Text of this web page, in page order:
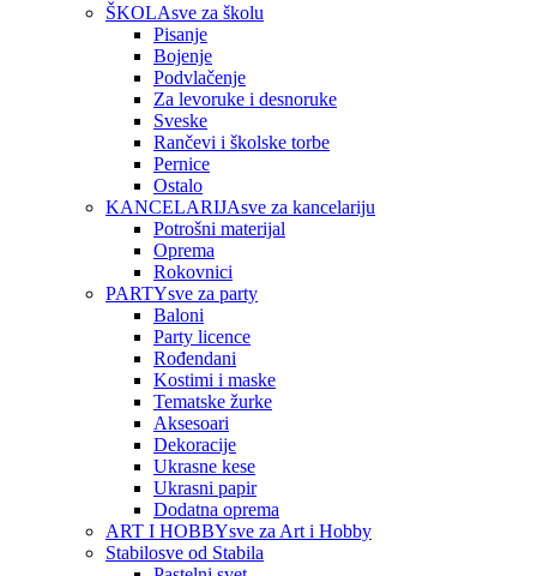
ŠKOLAsve za školu
Pisanje
Bojenje
Podvlačenje
Za levoruke i desnoruke
Sveske
Rančevi i školske torbe
Pernice
Ostalo
KANCELARIJAsve za kancelariju
Potrošni materijal
Oprema
Rokovnici
PARTYsve za party
Baloni
Party licence
Rođendani
Kostimi i maske
Tematske žurke
Aksesoari
Dekoracije
Ukrasne kese
Ukrasni papir
Dodatna oprema
ART I HOBBYsve za Art i Hobby
Stabilosve od Stabila